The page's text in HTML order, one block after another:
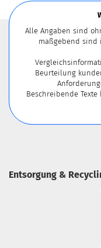
Alle Angaben sind
maßgebend sind
Beurteilung
Beschreibende
Entsorgung &